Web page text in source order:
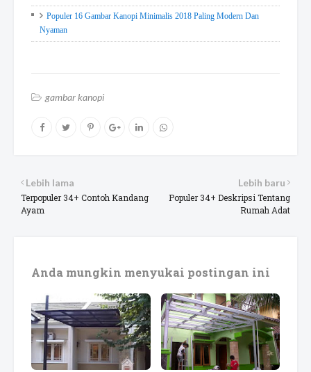
Populer 16 Gambar Kanopi Minimalis 2018 Paling Modern Dan
Nyaman
gambar kanopi
Lebih baru
Populer 34+ Deskripsi Tentang
Rumah Adat
Lebih lama
Terpopuler 34+ Contoh Kandang
Ayam
Anda mungkin menyukai postingan ini